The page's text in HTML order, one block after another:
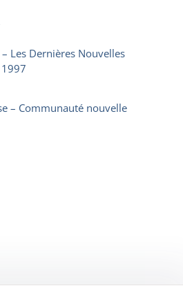
Les Dernières Nouvelles
1997
– Communauté nouvelle